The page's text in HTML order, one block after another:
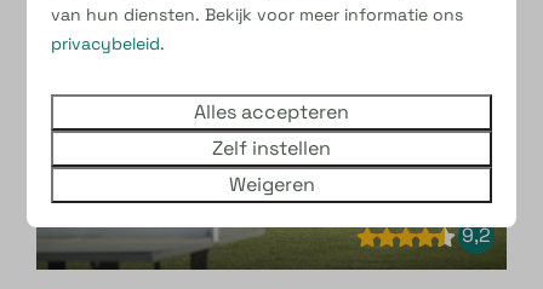
9,2
van hun diensten. Bekijk voor meer informatie ons
privacybeleid.
Alles accepteren
Zelf instellen
Weigeren